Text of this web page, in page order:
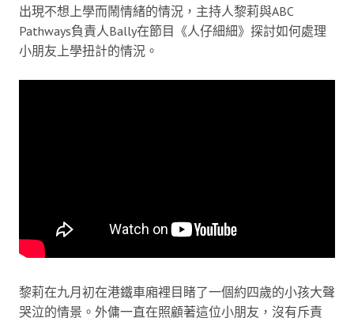
出現不想上學而鬧情緒的情況，主持人黎莉與ABC
Pathways負責人Bally在節目《人仔細細》探討如何處理
小朋友上學扭計的情況。
黎莉在九月初在港鐵車廂裡目睹了一個約四歲的小孩大聲
哭泣的情景。外傭一直在照顧著這位小朋友，沒有斥責